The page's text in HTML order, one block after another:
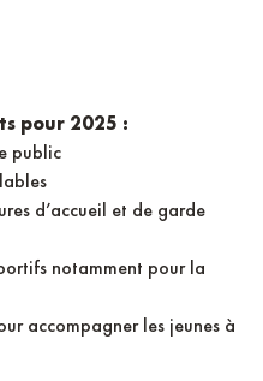
pour 2025 :
public
d’accueil et de garde
notamment pour la
accompagner les jeunes à